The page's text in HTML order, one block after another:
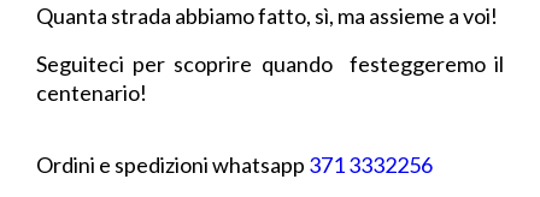
Quanta strada abbiamo fatto, sì, ma assieme a voi!
Seguiteci per scoprire quando festeggeremo il
centenario!
Ordini e spedizioni whatsapp 371 3332256